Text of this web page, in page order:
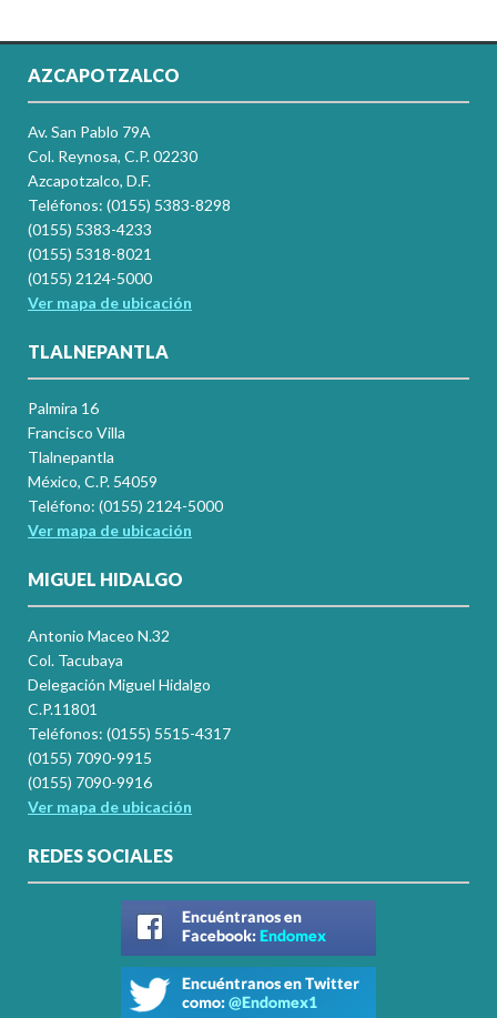
AZCAPOTZALCO
Av. San Pablo 79A
Col. Reynosa, C.P. 02230
Azcapotzalco, D.F.
Teléfonos: (0155) 5383-8298
(0155) 5383-4233
(0155) 5318-8021
(0155) 2124-5000
Ver mapa de ubicación
TLALNEPANTLA
Palmira 16
Francisco Villa
Tlalnepantla
México, C.P. 54059
Teléfono: (0155) 2124-5000
Ver mapa de ubicación
MIGUEL HIDALGO
Antonio Maceo N.32
Col. Tacubaya
Delegación Miguel Hidalgo
C.P.11801
Teléfonos: (0155) 5515-4317
(0155) 7090-9915
(0155) 7090-9916
Ver mapa de ubicación
REDES SOCIALES